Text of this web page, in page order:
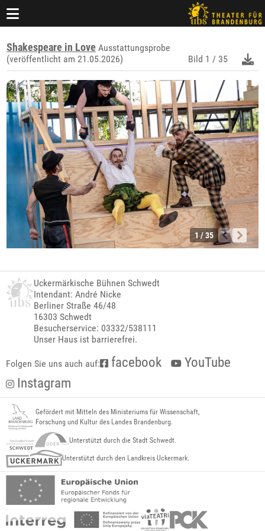
Shakespeare in Love Ausstattungsprobe
(veröffentlicht am 21.05.2026)
Bild 1 / 35
1 / 35
Uckermärkische Bühnen Schwedt
Intendant: André Nicke
Berliner Straße 46/48
16303 Schwedt
Besucherservice: 03332/538111
Unser Haus ist barrierefrei.
Folgen Sie uns auch auf: facebook
YouTube
Instagram
Gefördert mit Mitteln des Ministeriums für Wissenschaft,
Forschung und Kultur des Landes Brandenburg.
Unterstützt durch die Stadt Schwedt.
Unterstützt durch den Landkreis Uckermark.